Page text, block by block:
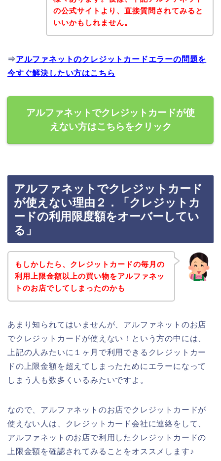
の公式サイトより、直接質問されてみると
いいかもしれません。
⇒アルファネットのクレジットカードエラーの問題を
今すぐ解決したい方はこちら
アルファネットでクレジットカードが使
えない方はこちらをクリック
アルファネットでクレジットカード
が使えない理由２．「クレジットカ
ードの利用限度額をオーバーしてい
る」
もしかしたら、クレジットカードの毎月の
利用上限金額以上の買い物をアルファネッ
トのお店でしてしまったのかも
あまり知られてはいませんが、アルファネットのお店
でクレジットカードが使えない！という方の中には、
上記の人みたいに１ヶ月で利用できるクレジットカー
ドの上限金額を超えてしまったためにエラーになって
しまう人も数多くいるみたいですよ。
なので、アルファネットのお店でクレジットカードが
使えない人は、クレジットカード会社に連絡をして、
アルファネットのお店で利用したクレジットカードの
上限金額を確認されてみることをオススメします♪